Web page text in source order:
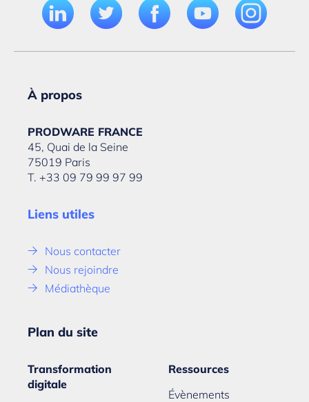
À propos
PRODWARE FRANCE
45, Quai de la Seine
75019 Paris
T. +33 09 79 99 97 99
Liens utiles
Nous contacter
Nous rejoindre
Médiathèque
Plan du site
Transformation
digitale
Ressources
Évènements